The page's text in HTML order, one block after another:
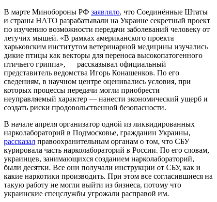
В марте Минобороны РФ заявляло, что Соединённые Штаты
и страны НАТО разрабатывали на Украине секретный проект
по изучению возможности передачи заболеваний человеку от
летучих мышей. «В рамках американского проекта
харьковским институтом ветеринарной медицины изучались
дикие птицы как векторы для переноса высокопатогенного
птичьего гриппа», — рассказывал официальный
представитель ведомства Игорь Конашенков. По его
сведениям, в научном центре оценивались условия, при
которых процессы передачи могли приобрести
неуправляемый характер — нанести экономический ущерб и
создать риски продовольственной безопасности.
В начале апреля организатор одной из ликвидированных
нарколабораторий в Подмосковье, гражданин Украины,
рассказал правоохранительным органам о том, что СБУ
курировала часть нарколабораторий в России. По его словам,
украинцев, занимающихся созданием нарколабораторий,
были десятки. Все они получали инструкции от СБУ, как и
какие наркотики производить. При этом все согласившиеся на
такую работу не могли выйти из бизнеса, потому что
украинские спецслужбы угрожали расправой им.